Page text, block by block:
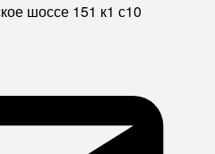
шоссе 151 к1 с10